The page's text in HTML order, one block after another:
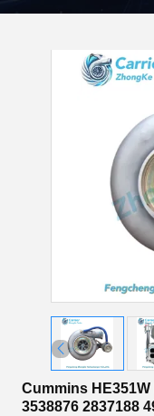
Cummins
3538876 2837188